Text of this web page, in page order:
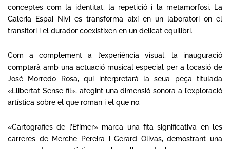
conceptes com la identitat, la repetició i la metamorfosi. La
Galeria Espai Nivi es transforma així en un laboratori on el
transitori i el durador coexistixen en un delicat equilibri.
Com a complement a l’experiència visual, la inauguració
comptarà amb una actuació musical especial per a l’ocasió de
José Morredo Rosa, qui interpretarà la seua peça titulada
«Llibertat Sense fil», afegint una dimensió sonora a l’exploració
artística sobre el que roman i el que no.
«Cartografies de l’Efímer» marca una fita significativa en les
carreres de Merche Pereira i Gerard Olivas, demostrant una